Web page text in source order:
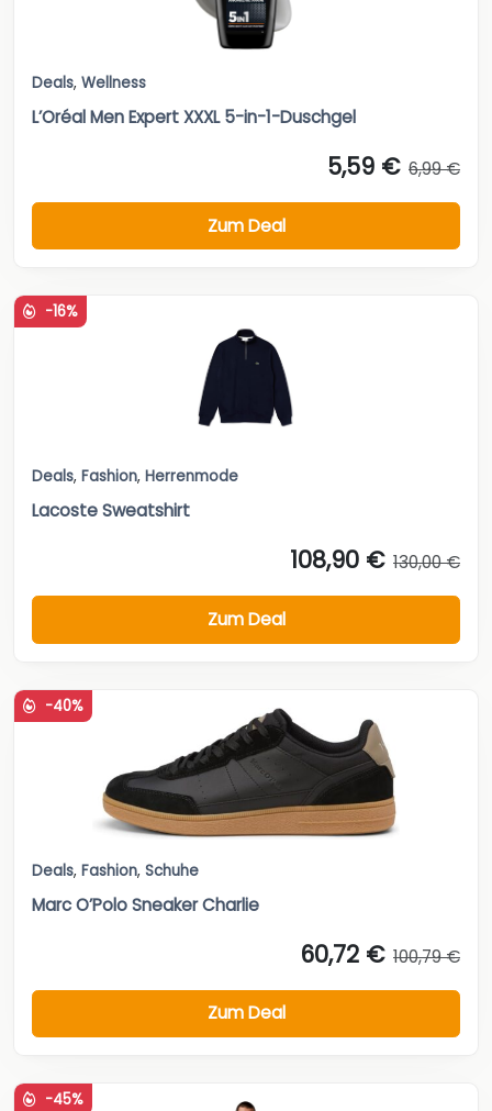
Deals, Wellness
L’Oréal Men Expert XXXL 5-in-1-Duschgel
5,59 € 6,99 €
Zum Deal
-16%
Deals, Fashion, Herrenmode
Lacoste Sweatshirt
108,90 € 130,00 €
Zum Deal
-40%
Deals, Fashion, Schuhe
Marc O’Polo Sneaker Charlie
60,72 € 100,79 €
Zum Deal
-45%